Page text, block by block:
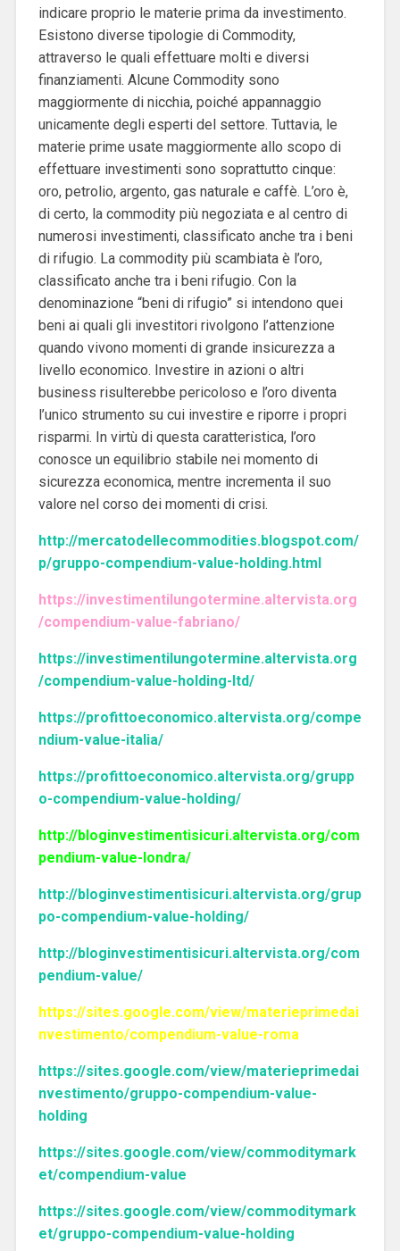
indicare proprio le materie prima da investimento.
Esistono diverse tipologie di Commodity,
attraverso le quali effettuare molti e diversi
finanziamenti. Alcune Commodity sono
maggiormente di nicchia, poiché appannaggio
unicamente degli esperti del settore. Tuttavia, le
materie prime usate maggiormente allo scopo di
effettuare investimenti sono soprattutto cinque:
oro, petrolio, argento, gas naturale e caffè. L’oro è,
di certo, la commodity più negoziata e al centro di
numerosi investimenti, classificato anche tra i beni
di rifugio. La commodity più scambiata è l’oro,
classificato anche tra i beni rifugio. Con la
denominazione “beni di rifugio” si intendono quei
beni ai quali gli investitori rivolgono l’attenzione
quando vivono momenti di grande insicurezza a
livello economico. Investire in azioni o altri
business risulterebbe pericoloso e l’oro diventa
l’unico strumento su cui investire e riporre i propri
risparmi. In virtù di questa caratteristica, l’oro
conosce un equilibrio stabile nei momento di
sicurezza economica, mentre incrementa il suo
valore nel corso dei momenti di crisi.
http://mercatodellecommodities.blogspot.com/
p/gruppo-compendium-value-holding.html
https://investimentilungotermine.altervista.org
/compendium-value-fabriano/
https://investimentilungotermine.altervista.org
/compendium-value-holding-ltd/
https://profittoeconomico.altervista.org/compe
ndium-value-italia/
https://profittoeconomico.altervista.org/grupp
o-compendium-value-holding/
http://bloginvestimentisicuri.altervista.org/com
pendium-value-londra/
http://bloginvestimentisicuri.altervista.org/grup
po-compendium-value-holding/
http://bloginvestimentisicuri.altervista.org/com
pendium-value/
https://sites.google.com/view/materieprimedai
nvestimento/compendium-value-roma
https://sites.google.com/view/materieprimedai
nvestimento/gruppo-compendium-value-
holding
https://sites.google.com/view/commoditymark
et/compendium-value
https://sites.google.com/view/commoditymark
et/gruppo-compendium-value-holding